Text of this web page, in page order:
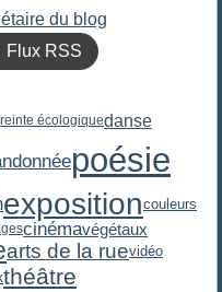
du blog
Flux RSS
écologiquedanse
poésie
expositioncouleurs
cinémavégétaux
arts de la ruevidéo
théâtre